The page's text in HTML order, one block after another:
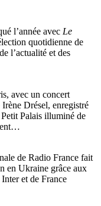
l’année avec Le
quotidienne de
l’actualité et des
avec un concert
Drésel, enregistré
Palais illuminé de
de Radio France fait
en Ukraine grâce aux
et de France